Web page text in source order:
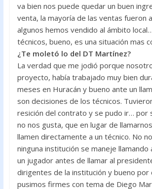
va bien nos puede quedar un buen
venta, la mayoría de las ventas fueron
algunos hemos vendido al ámbito
técnicos, bueno, es una situación mas
¿Te moletó lo del DT Martínez?
La verdad que me jodió porque
proyecto, había trabajado muy bien
meses en Huracán y bueno ante un
son decisiones de los técnicos.
resición del contrato y se pudo ir… por
no nos gusta, que en lugar de
llamen directamente a un técnico. No
ninguna institución se maneje llamando
un jugador antes de llamar al
dirigentes de la institución y bueno por
pusimos firmes con tema de Diego